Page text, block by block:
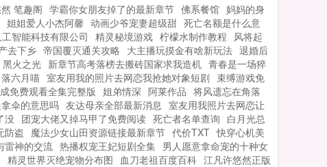
笔趣阁 学霸你女朋友掉了的最新章节 佛系餐馆 妈妈的身
姐姐爱人小杰阿馨 动画少爷宠妻超级甜 死亡名额是什么意
智能科技有限公司 精灵秘境游戏 柠檬水制作教程
风将起
去下乡 帝国覆灭通关攻略 大主播玩摸金有啥新玩法 退婚后
黑火之光 新章节高考落榜去搬砖国家求我造机 青春是一场猝
六月喵 室友用我的照片去网恋我抢她对象短剧 束缚游戏免
免费观看全集完整版 姐弟情深 阿莱作品 将风遗忘在角落
伞的意思吗 友达母亲全部最新消息 室友用我照片去网恋让
没 团宠大佬又掉马甲了免费阅读 死亡者名单查询 白月光总
防盗 魔法少女山田资源链接最新章节 代价TXT 快穿心机美
雷神的交流 热播权宠王妃短剧全集 男人愿意拿命宠的十种女
精灵世界灭绝宠物分布图 血刀老祖百度百科 江凡许悠然正版